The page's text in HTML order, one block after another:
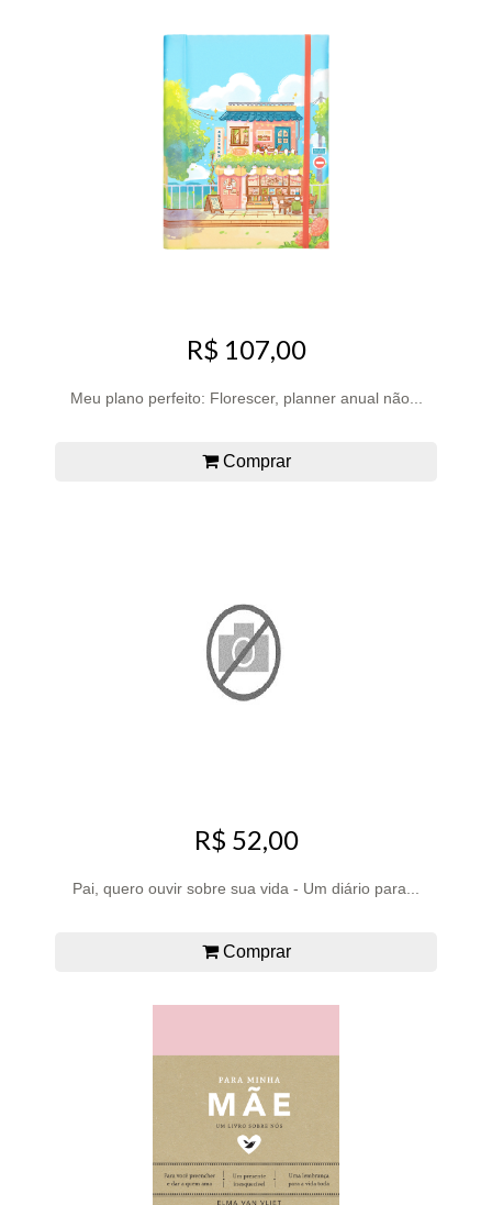
R$ 107,00
Meu plano perfeito: Florescer, planner anual não...
Comprar
R$ 52,00
Pai, quero ouvir sobre sua vida - Um diário para...
Comprar